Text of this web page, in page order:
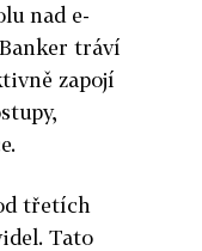
nad e-
tráví
zapojí
třetích
Tato